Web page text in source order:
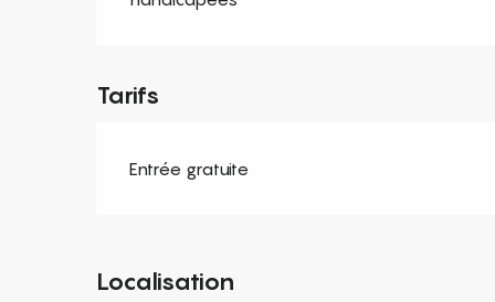
Tarifs
Entrée gratuite
Localisation